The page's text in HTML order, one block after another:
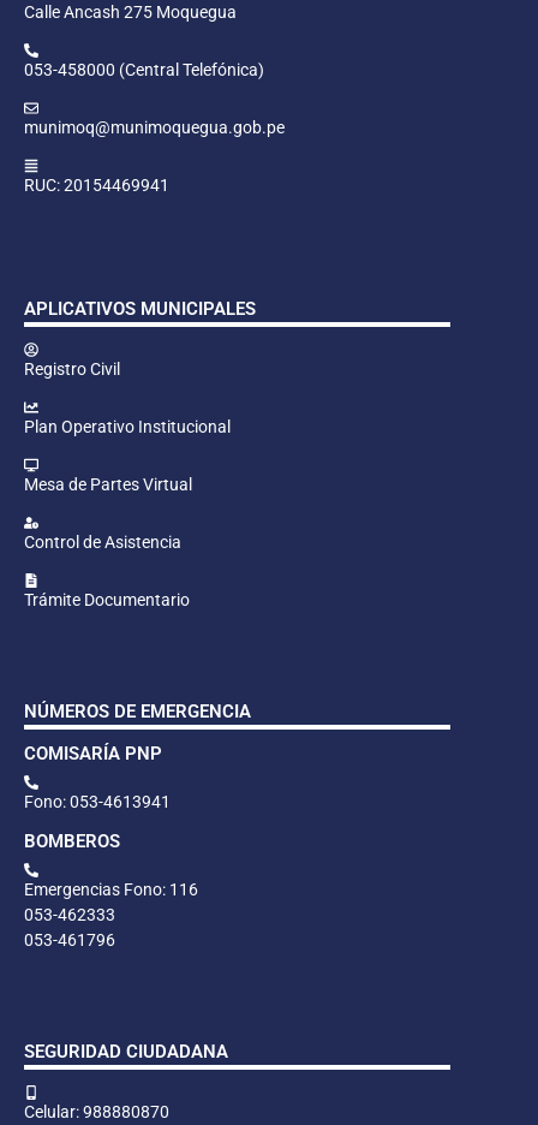
Calle Ancash 275 Moquegua
053-458000 (Central Telefónica)
munimoq@munimoquegua.gob.pe
RUC: 20154469941
APLICATIVOS MUNICIPALES
Registro Civil
Plan Operativo Institucional
Mesa de Partes Virtual
Control de Asistencia
Trámite Documentario
NÚMEROS DE EMERGENCIA
COMISARÍA PNP
Fono: 053-4613941
BOMBEROS
Emergencias Fono: 116
053-462333
053-461796
SEGURIDAD CIUDADANA
Celular: 988880870